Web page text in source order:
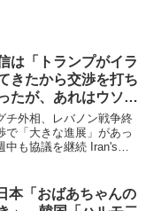
は「トランプがイラ
きたから交渉を打ち
たが、あれはウソだ
チ外相、レバノン戦争終
で「大きな進展」があっ
中も協議を継続 Iran's
本「おばあちゃんの